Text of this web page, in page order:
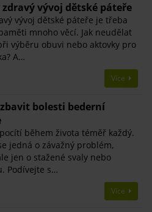
zdravý vývoj dětské páteře
vývoj dětské páteře je třeba
mnoho věcí. Jak neudělat
výběru obuvi nebo aktovky pro
A…
Více
zbavit bolesti bederní
během života téměř každý.
jedná o závažný problém,
jen o stažené svaly nebo
Podívejte s…
Více